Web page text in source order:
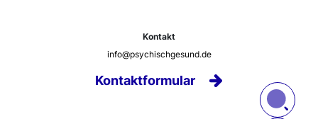
Kontakt
info@psychischgesund.de
Kontaktformular